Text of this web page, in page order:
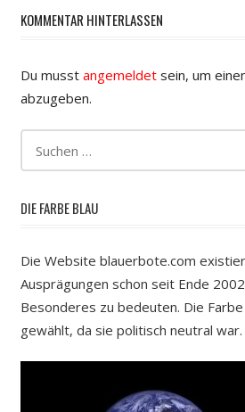
KOMMENTAR HINTERLASSEN
Du musst angemeldetsein, um
abzugeben.
DIE FARBE BLAU
Die Website blauerbote.com
Ausprägungen schon seit Ende
Besonderes zu bedeuten. Die
gewählt, da sie politisch neutral war.